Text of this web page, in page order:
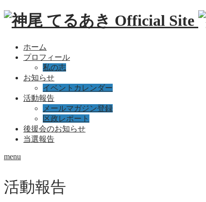
ホーム
プロフィール
私の志
お知らせ
イベントカレンダー
活動報告
メールマガジン登録
区政レポート
後援会のお知らせ
当選報告
menu
活動報告